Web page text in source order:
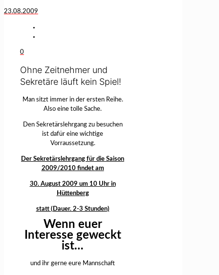
23.08.2009
0
Ohne Zeitnehmer und
Sekretäre läuft kein Spiel!
Man sitzt immer in der ersten Reihe.
Also eine tolle Sache.
Den Sekretärslehrgang zu besuchen
ist dafür eine wichtige
Vorraussetzung.
Der Sekretärslehrgang für die Saison
2009/2010 findet am
30. August 2009 um 10 Uhr in
Hüttenberg
statt (Dauer. 2-3 Stunden)
Wenn euer
Interesse geweckt
ist…
und ihr gerne eure Mannschaft